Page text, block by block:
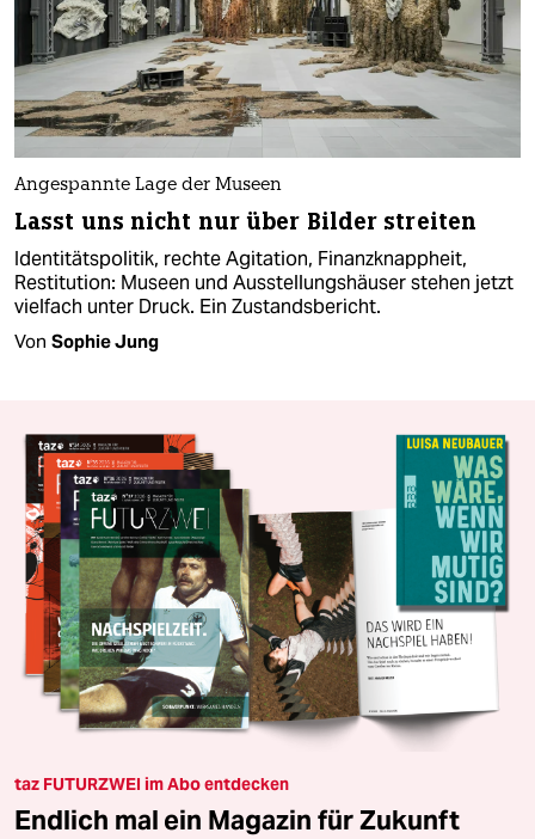
Angespannte Lage der Museen
Lasst uns nicht nur über Bilder streiten
Identitätspolitik, rechte Agitation, Finanzknappheit,
Restitution: Museen und Ausstellungshäuser stehen jetzt
vielfach unter Druck. Ein Zustandsbericht.
Von Sophie Jung
taz FUTURZWEI im Abo entdecken
Endlich mal ein Magazin für Zukunft